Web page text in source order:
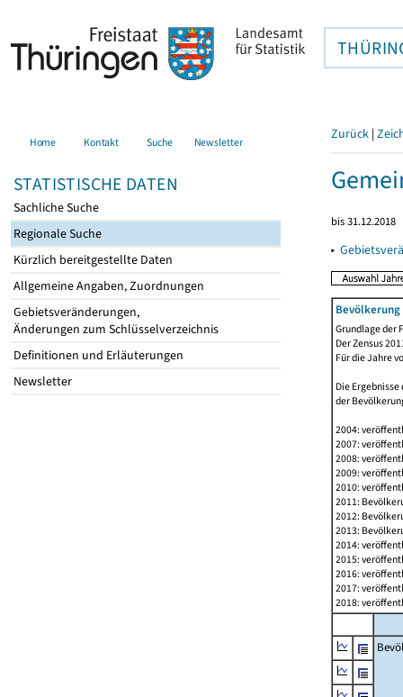
Home Kontakt Suche Newsletter
STATISTISCHE DATEN
Sachliche Suche
Regionale Suche
Kürzlich bereitgestellte Daten
Allgemeine Angaben, Zuordnungen
Gebietsveränderungen,
Änderungen zum Schlüsselverzeichnis
Definitionen und Erläuterungen
Newsletter
Zurück |
bis 31.12.2018
▸
Grundlage der
Der Zensus
Für die Jahre
Die
der
2004:
2007:
2008:
2009:
2010:
2011:
2012:
2013:
2014:
2015:
2016:
2017:
2018: